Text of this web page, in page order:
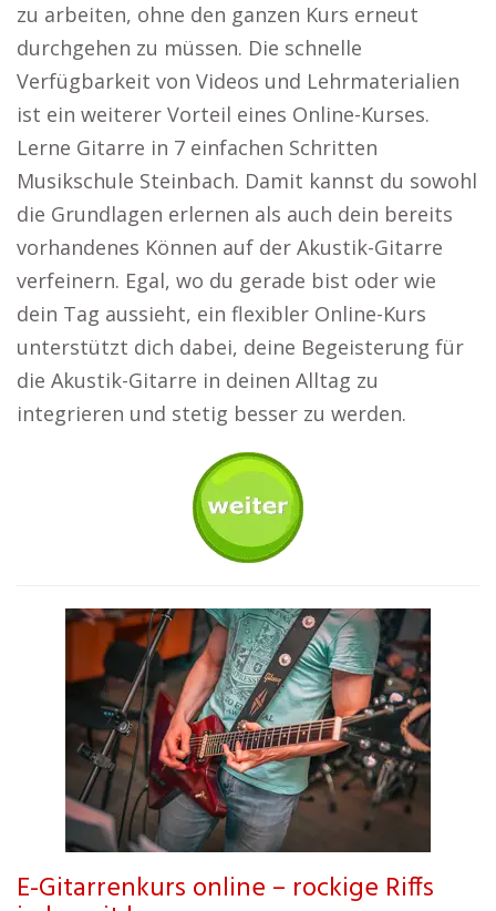
zu arbeiten, ohne den ganzen Kurs erneut
durchgehen zu müssen. Die schnelle
Verfügbarkeit von Videos und Lehrmaterialien
ist ein weiterer Vorteil eines Online-Kurses.
Lerne Gitarre in 7 einfachen Schritten
Musikschule Steinbach. Damit kannst du sowohl
die Grundlagen erlernen als auch dein bereits
vorhandenes Können auf der Akustik-Gitarre
verfeinern. Egal, wo du gerade bist oder wie
dein Tag aussieht, ein flexibler Online-Kurs
unterstützt dich dabei, deine Begeisterung für
die Akustik-Gitarre in deinen Alltag zu
integrieren und stetig besser zu werden.
E-Gitarrenkurs online – rockige Riffs